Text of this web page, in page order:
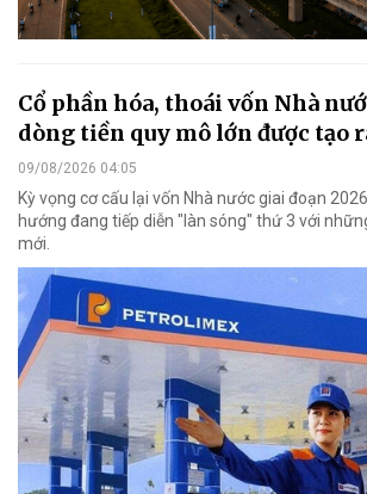
Cổ phần hóa, thoái vốn Nhà
dòng tiền quy mô lớn được tạo
09/08/2026 04:05
Kỳ vọng cơ cấu lại vốn Nhà nước giai đoạn
hướng đang tiếp diễn "làn sóng" thứ 3 với
mới.